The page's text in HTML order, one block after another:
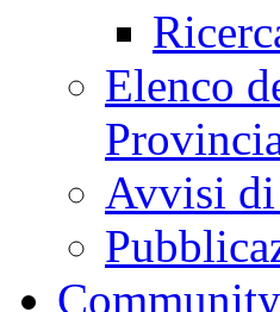
Elenco
Avvisi
Community